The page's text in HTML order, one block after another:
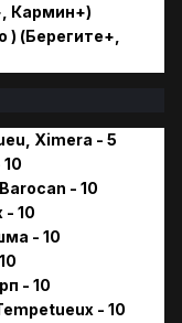
Кармин+)
(Берегите+,
Ximera - 5
- 10
- 10
- 10
- 10
- 10